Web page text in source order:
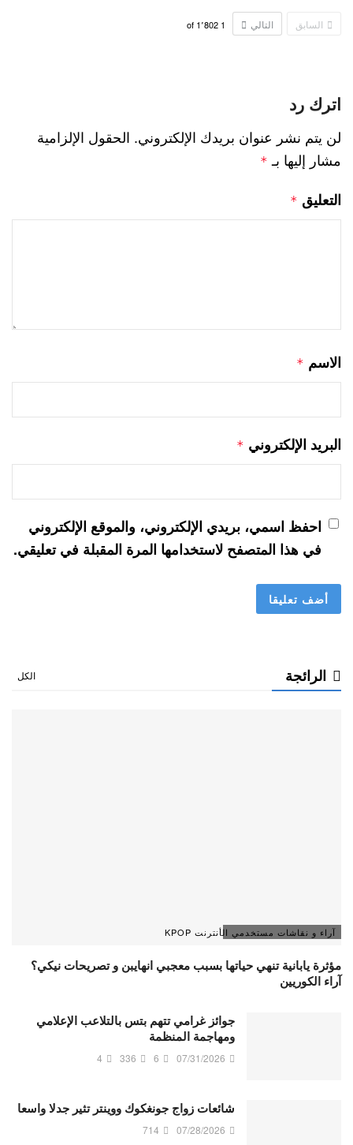
السابق التالي 1 1٬802
اترك رد
لن يتم نشر عنوان بريدك الإلكتروني. الحقول الإلزامية
مشار إليها بـ *
التعليق *
الاسم *
البريد الإلكتروني *
احفظ اسمي، بريدي الإلكتروني، والموقع الإلكتروني
في هذا المتصفح لاستخدامها المرة المقبلة في تعليقي.
الرائجة الكل
آراء و نقاشات مستخدمي الأنترنت KPOP
مؤثرة يابانية تنهي حياتها بسبب معجبي انهايبن و تصريحات نيكي؟
آراء الكوريين
جوائز غرامي تتهم بتس بالتلاعب الإعلامي
ومهاجمة المنظمة
07/31/2026
6
336
4
شائعات زواج جونغكوك ووينتر تثير جدلا واسعا
07/28/2026
714